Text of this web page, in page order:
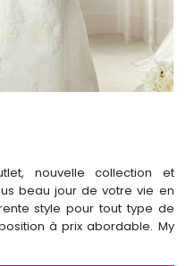
nouvelle collection et
beau jour de votre vie en
style pour tout type de
à prix abordable. My